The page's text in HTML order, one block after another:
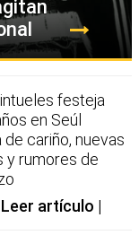
festeja
en Seúl
de cariño, nuevas
y rumores de
Leer artículo